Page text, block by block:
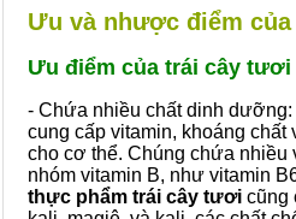
Ưu và nhược điểm
Ưu điểm của trái cây tươi
- Chứa nhiều chất dinh dưỡng:
cung cấp vitamin, khoáng chất
cho cơ thể. Chúng chứa nhiều
nhóm vitamin B, như vitamin
thực phẩm trái cây tươi cũng